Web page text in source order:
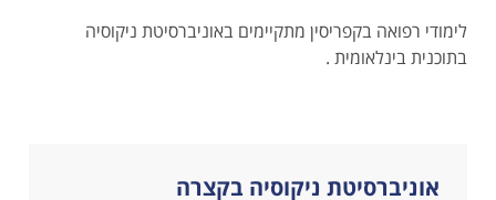
לימודי רפואה בקפריסין מתקיימים באוניברסיטת ניקוסיה
בתוכנית בינלאומית .
אוניברסיטת ניקוסיה בקצרה